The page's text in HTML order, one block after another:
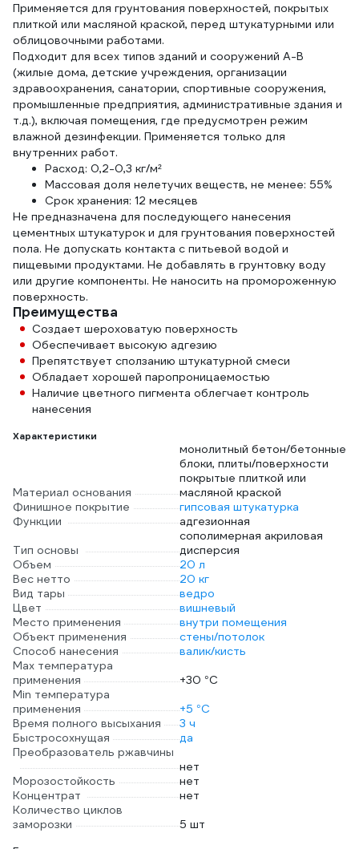
Применяется для грунтования поверхностей, покрытых
плиткой или масляной краской, перед штукатурными или
облицовочными работами.
Подходит для всех типов зданий и сооружений А-В
(жилые дома, детские учреждения, организации
здравоохранения, санатории, спортивные сооружения,
промышленные предприятия, административные здания и
т.д.), включая помещения, где предусмотрен режим
влажной дезинфекции. Применяется только для
внутренних работ.
Расход: 0,2-0,3 кг/м²
Массовая доля нелетучих веществ, не менее: 55%
Срок хранения: 12 месяцев
Не предназначена для последующего нанесения
цементных штукатурок и для грунтования поверхностей
пола. Не допускать контакта с питьевой водой и
пищевыми продуктами. Не добавлять в грунтовку воду
или другие компоненты. Не наносить на промороженную
поверхность.
Преимущества
Создает шероховатую поверхность
Обеспечивает высокую адгезию
Препятствует сползанию штукатурной смеси
Обладает хорошей паропроницаемостью
Наличие цветного пигмента облегчает контроль
нанесения
Характеристики
Материал основания
монолитный бетон/бетонные
блоки, плиты/поверхности
покрытые плиткой или
масляной краской
Финишное покрытие
гипсовая штукатурка
Функции
адгезионная
Тип основы
сополимерная акриловая
дисперсия
Объем
20 л
Вес нетто
20 кг
Вид тары
ведро
Цвет
вишневый
Место применения
внутри помещения
Объект применения
стены/потолок
Способ нанесения
валик/кисть
Max температура
применения
+30 °С
Min температура
применения
+5 °С
Время полного высыхания
3 ч
Быстросохнущая
да
Преобразователь ржавчины
нет
Морозостойкость
нет
Концентрат
нет
Количество циклов
заморозки
5 шт